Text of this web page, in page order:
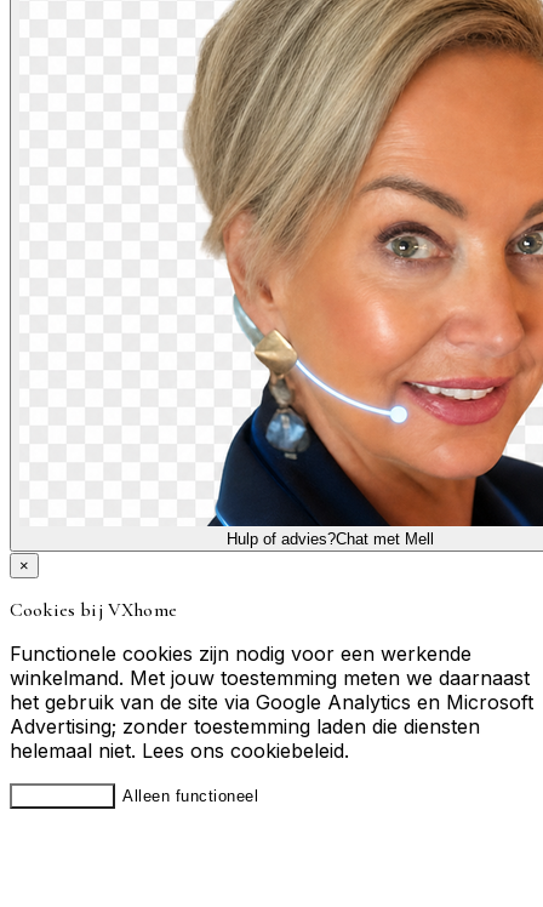
Hulp of advies?Chat met Mell
×
Cookies bij VXhome
Functionele cookies zijn nodig voor een werkende
winkelmand. Met jouw toestemming meten we daarnaast
het gebruik van de site via Google Analytics en Microsoft
Advertising; zonder toestemming laden die diensten
helemaal niet. Lees ons cookiebeleid.
Alleen functioneel